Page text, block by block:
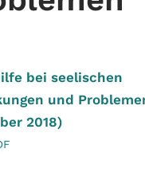
bei seelischen
und
2018)